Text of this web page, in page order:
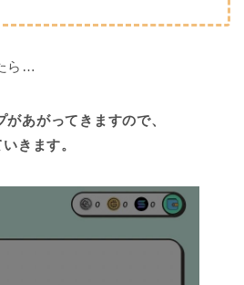
ら…
あがってきますので、
きます。